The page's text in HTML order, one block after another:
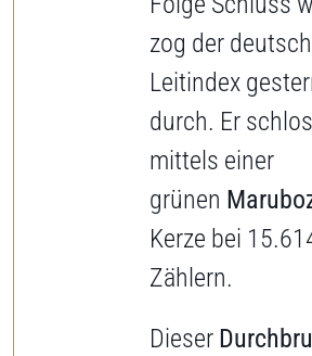
zog der
Leitindex
durch. Er
mittels einer
grünen
Kerze bei
Zählern.
Dieser